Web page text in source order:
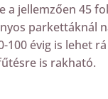
a jellemzően 45
parkettáknál
évig is lehet
is rakható.